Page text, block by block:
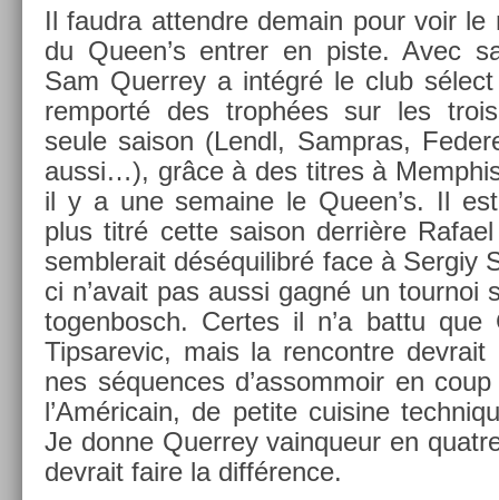
Il faud­ra at­tendre de­main pour voir le
du Queen’s en­tr­er en piste. Avec
Sam Quer­rey a intégré le club
re­mporté des trophées sur les
seule saison (Lendl, Sampras,
aussi…), grâce à des tit­res à
il y a une semaine le Queen’s. Il
plus titré cette saison derrière
semblerait déséquilibré face à Ser­giy
ci n’avait pas aussi gagné un tour­noi
togen­bosch. Cer­tes il n’a battu que
Tip­sarevic, mais la re­ncontre
nes séqu­ences d’as­sommoir en
l’Américain, de petite cuisine
Je donne Quer­rey vain­queur en
de­vrait faire la différence.